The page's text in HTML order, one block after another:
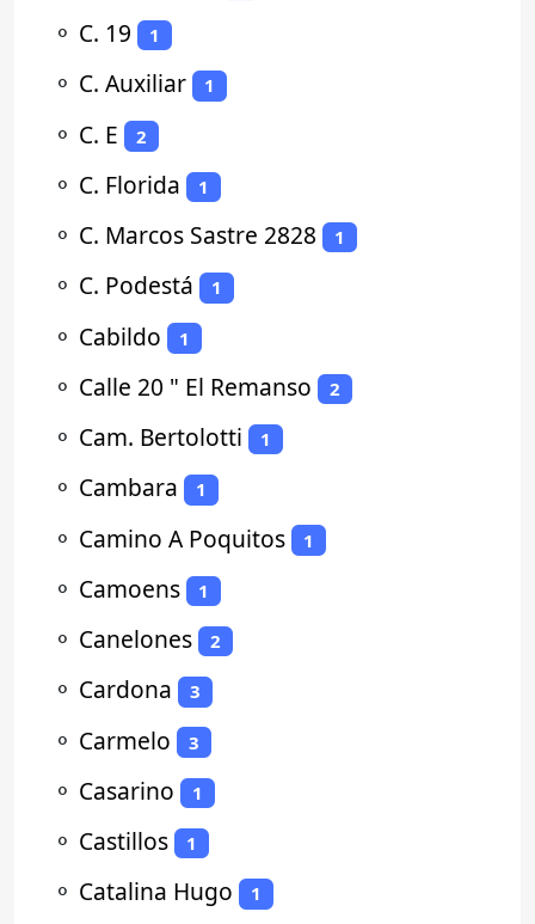
⚬ C. 19 1
⚬ C. Auxiliar 1
⚬ C. E 2
⚬ C. Florida 1
⚬ C. Marcos Sastre 2828 1
⚬ C. Podestá 1
⚬ Cabildo 1
⚬ Calle 20 " El Remanso 2
⚬ Cam. Bertolotti 1
⚬ Cambara 1
⚬ Camino A Poquitos 1
⚬ Camoens 1
⚬ Canelones 2
⚬ Cardona 3
⚬ Carmelo 3
⚬ Casarino 1
⚬ Castillos 1
⚬ Catalina Hugo 1